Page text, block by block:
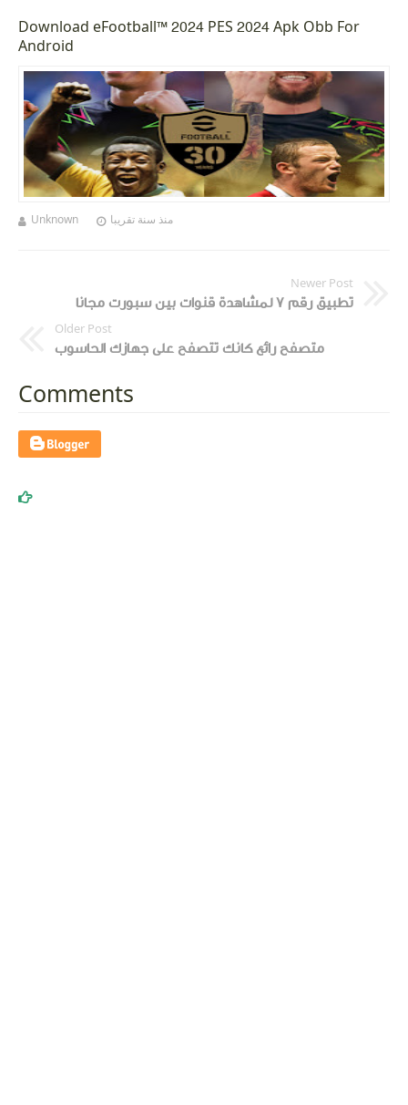
Download eFootball™ 2024 PES 2024 Apk Obb For
Android
Unknown منذ سنة تقريبا
Newer Post
تطبيق رقم ٧ لمشاهدة قنوات بين سبورت مجانا
Older Post
متصفح رائع كانك تتصفح على جهازك الحاسوب
Comments